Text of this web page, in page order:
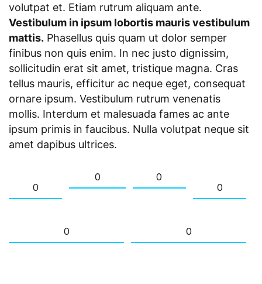
volutpat et. Etiam rutrum aliquam ante.
Vestibulum in ipsum lobortis mauris vestibulum
mattis. Phasellus quis quam ut dolor semper
finibus non quis enim. In nec justo dignissim,
sollicitudin erat sit amet, tristique magna. Cras
tellus mauris, efficitur ac neque eget, consequat
ornare ipsum. Vestibulum rutrum venenatis
mollis. Interdum et malesuada fames ac ante
ipsum primis in faucibus. Nulla volutpat neque sit
amet dapibus ultrices.
0
0
0
0
0 0